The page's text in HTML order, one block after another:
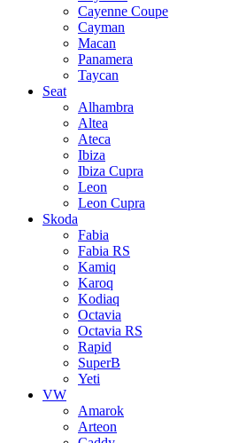
Cayenne Coupe
Cayman
Macan
Panamera
Taycan
Seat
Alhambra
Altea
Ateca
Ibiza
Ibiza Cupra
Leon
Leon Cupra
Skoda
Fabia
Fabia RS
Kamiq
Karoq
Kodiaq
Octavia
Octavia RS
Rapid
SuperB
Yeti
VW
Amarok
Arteon